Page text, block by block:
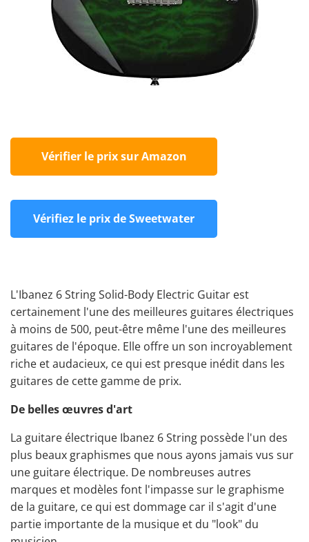
Vérifier le prix sur Amazon
Vérifiez le prix de Sweetwater
L'Ibanez 6 String Solid-Body Electric Guitar est
certainement l'une des meilleures guitares électriques
à moins de 500, peut-être même l'une des meilleures
guitares de l'époque. Elle offre un son incroyablement
riche et audacieux, ce qui est presque inédit dans les
guitares de cette gamme de prix.
De belles œuvres d'art
La guitare électrique Ibanez 6 String possède l'un des
plus beaux graphismes que nous ayons jamais vus sur
une guitare électrique. De nombreuses autres
marques et modèles font l'impasse sur le graphisme
de la guitare, ce qui est dommage car il s'agit d'une
partie importante de la musique et du "look" du